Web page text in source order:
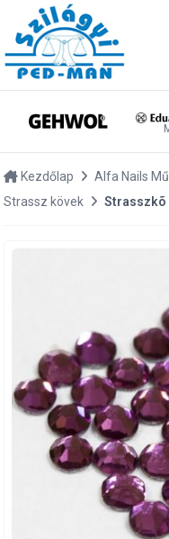
Kezdőlap Alfa Nails
Strassz kövek
Strasszkõ